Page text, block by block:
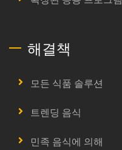
해결책
모든 식품 솔루션
트렌딩 음식
민족 음식에 의해